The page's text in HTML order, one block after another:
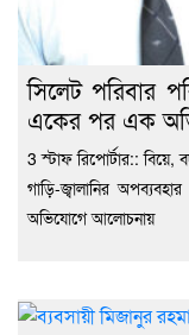
সিলেট পরিবার
একের পর এক
3 স্টাফ রিপোর্টার:: বিয়ে,
গাড়ি-জ্বালানির
অভিযোগে আলোচনায়